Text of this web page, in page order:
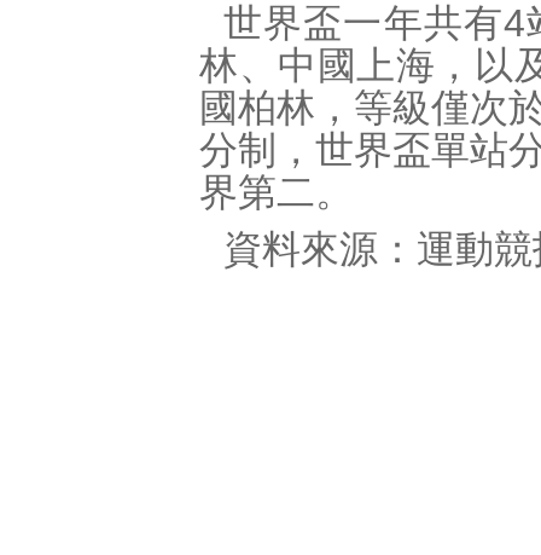
世界盃一年共有4
林、中國上海，以
國柏林，等級僅次
分制，世界盃單站
界第二。
資料來源：運動